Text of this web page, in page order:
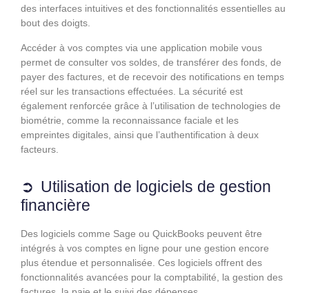
des interfaces intuitives et des fonctionnalités essentielles au
bout des doigts.
Accéder à vos comptes via une application mobile vous
permet de consulter vos soldes, de transférer des fonds, de
payer des factures, et de recevoir des notifications en temps
réel sur les transactions effectuées. La sécurité est
également renforcée grâce à l’utilisation de technologies de
biométrie, comme la reconnaissance faciale et les
empreintes digitales, ainsi que l’authentification à deux
facteurs.
Utilisation de logiciels de gestion
financière
Des logiciels comme Sage ou QuickBooks peuvent être
intégrés à vos comptes en ligne pour une gestion encore
plus étendue et personnalisée. Ces logiciels offrent des
fonctionnalités avancées pour la comptabilité, la gestion des